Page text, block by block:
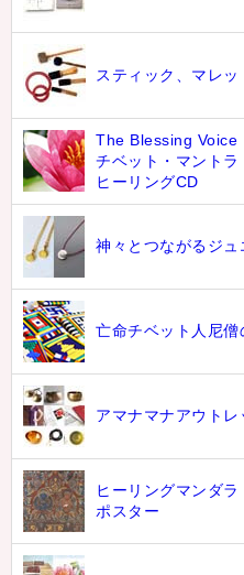
スティック、マレッ
The Blessing Voice
チベット・マントラ
ヒーリングCD
神々とつながるジュ
亡命チベット人尼
アマナマナアウトレ
ヒーリングマンダラ
ポスター